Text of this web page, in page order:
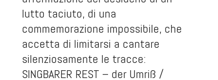
lutto taciuto, di una
commemorazione impossibile, che
accetta di limitarsi a cantare
silenziosamente le tracce:
SINGBARER REST – der Umriß /